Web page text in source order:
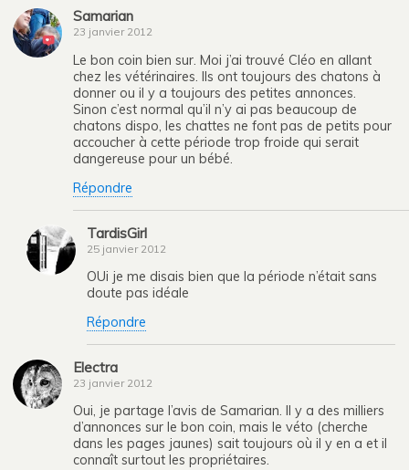
Samarian
23 janvier 2012
Le bon coin bien sur. Moi j’ai trouvé Cléo en allant
chez les vétérinaires. Ils ont toujours des chatons à
donner ou il y a toujours des petites annonces.
Sinon c’est normal qu’il n’y ai pas beaucoup de
chatons dispo, les chattes ne font pas de petits pour
accoucher à cette période trop froide qui serait
dangereuse pour un bébé.
Répondre
TardisGirl
25 janvier 2012
OUi je me disais bien que la période n’était sans
doute pas idéale
Répondre
Electra
23 janvier 2012
Oui, je partage l’avis de Samarian. Il y a des milliers
d’annonces sur le bon coin, mais le véto (cherche
dans les pages jaunes) sait toujours où il y en a et il
connaît surtout les propriétaires.